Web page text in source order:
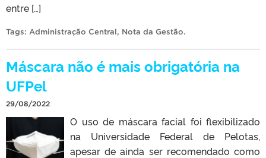
entre […]
Tags: Administração Central, Nota da Gestão.
Máscara não é mais obrigatória na
UFPel
29/08/2022
O uso de máscara facial foi flexibilizado
na Universidade Federal de Pelotas,
apesar de ainda ser recomendado como